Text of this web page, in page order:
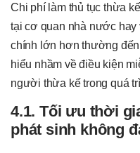
Chi phí làm thủ tục thừa
tại cơ quan nhà nước hay
chính lớn hơn thường
hiểu nhầm về điều kiện
người thừa kế trong quá
4.1. Tối ưu thời
phát sinh không